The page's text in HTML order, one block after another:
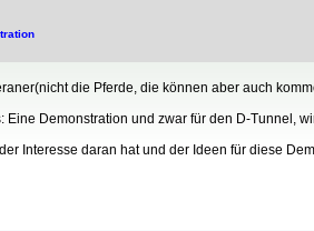
die Pferde, die können aber auch
Eine Demonstration und zwar für den D-Tunnel,
Interesse daran hat und der Ideen für diese